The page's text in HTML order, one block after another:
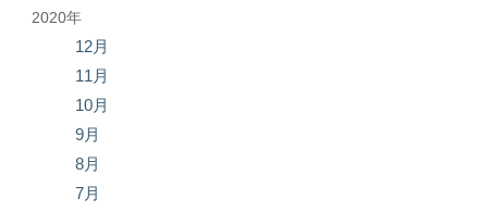
2020年
12月
11月
10月
9月
8月
7月